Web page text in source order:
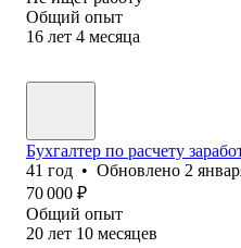
Общий опыт
16 лет 4 месяца
Бухгалтер по расчету
41 год • Обновлено 2
70 000 ₽
Общий опыт
20 лет 10 месяцев